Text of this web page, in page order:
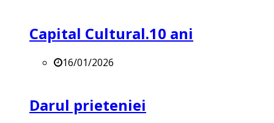
Capital Cultural.10 ani
16/01/2026
Darul prieteniei